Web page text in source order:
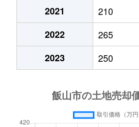
2021
210
2022
265
2023
250